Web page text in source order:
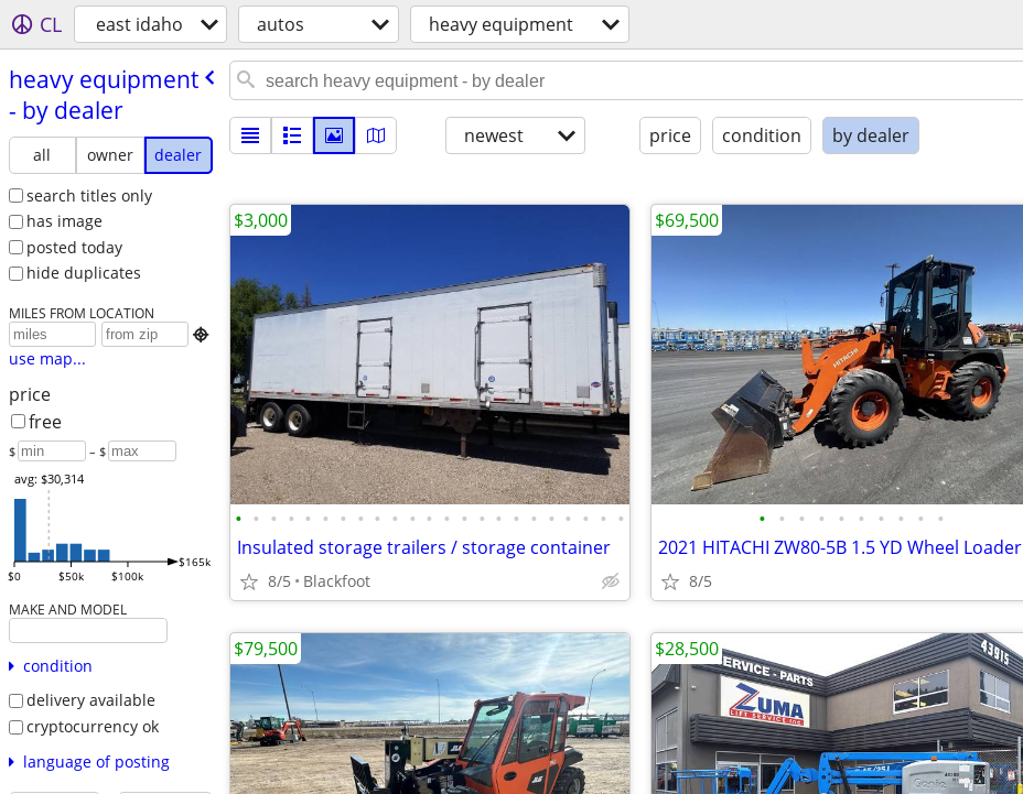
CL east idaho autos heavy equipment
heavy equipment
- by dealer
all owner
dealer
search titles only
has image
posted today
hide duplicates
MILES FROM LOCATION

use map...
price
free
$ – $
$0 $50k $100k
$165k
avg: $30,314
MAKE AND MODEL
condition
delivery available
cryptocurrency ok
language of posting
newest price condition by dealer
• • • • • • • • • • • • • • • • • • • • • • •
Insulated storage trailers / storage container
8/5 Blackfoot
$3,000
• • • • • • • • • •
2021 HITACHI ZW80-5B 1.5 YD Wheel Loader
8/5
$69,500
$79,500 $28,500